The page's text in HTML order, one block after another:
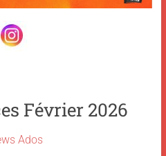
Février 2026
Ados